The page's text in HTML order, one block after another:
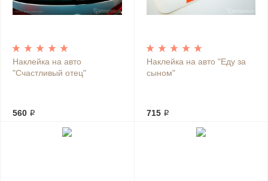
Наклейка на авто
"Счастливый отец"
560 ₽
Наклейка на авто "Еду за
сыном"
715 ₽